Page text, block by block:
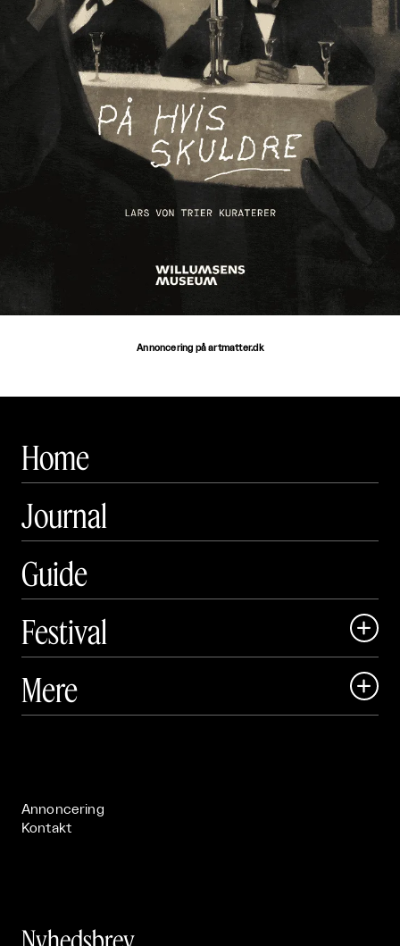
Annoncering på artmatter.dk
Home
Journal
Guide
Festival

 Art Matter Festival
Mere 
Annoncering
Kontakt